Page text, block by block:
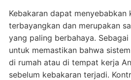
Kebakaran dapat menyebabkan
terbayangkan dan merupakan
yang paling berbahaya.
untuk memastikan bahwa
di rumah atau di tempat kerja
sebelum kebakaran terjadi.